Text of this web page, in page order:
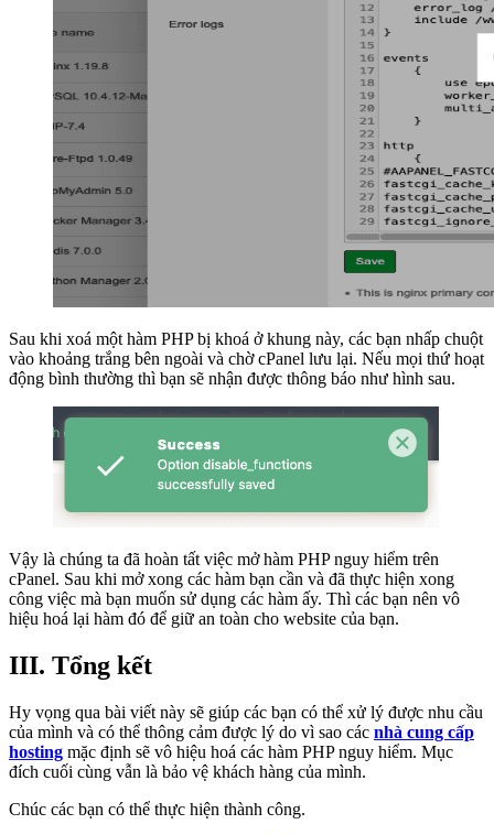
Sau khi xoá một hàm PHP bị khoá ở khung này, các bạn nhấp chuột
vào khoảng trắng bên ngoài và chờ cPanel lưu lại. Nếu mọi thứ hoạt
động bình thường thì bạn sẽ nhận được thông báo như hình sau.
Vậy là chúng ta đã hoàn tất việc mở hàm PHP nguy hiểm trên
cPanel. Sau khi mở xong các hàm bạn cần và đã thực hiện xong
công việc mà bạn muốn sử dụng các hàm ấy. Thì các bạn nên vô
hiệu hoá lại hàm đó để giữ an toàn cho website của bạn.
III. Tổng kết
Hy vọng qua bài viết này sẽ giúp các bạn có thể xử lý được nhu cầu
của mình và có thể thông cảm được lý do vì sao các nhà cung cấp
hosting mặc định sẽ vô hiệu hoá các hàm PHP nguy hiểm. Mục
đích cuối cùng vẫn là bảo vệ khách hàng của mình.
Chúc các bạn có thể thực hiện thành công.